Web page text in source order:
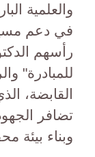
والعلمية
في دعم
رأسهم
للمبادرة"
القابضة،
تضافر
وبناء بيئة